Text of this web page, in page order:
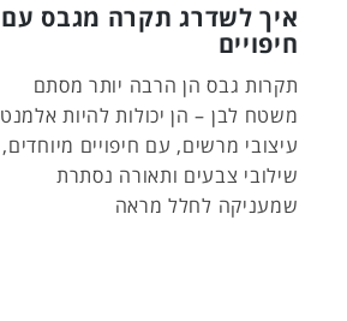
איך לשדרג תקרה מגבס עם
חיפויים
תקרות גבס הן הרבה יותר מסתם
משטח לבן – הן יכולות להיות אלמנט
עיצובי מרשים, עם חיפויים מיוחדים,
שילובי צבעים ותאורה נסתרת
שמעניקה לחלל מראה